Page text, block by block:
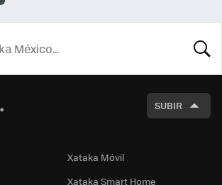
SUBIR
Xataka Móvil
Xataka Smart Home